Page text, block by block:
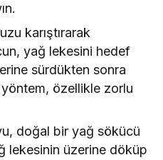
karıştırarak
yağ lekesini hedef
sürdükten sonra
özellikle zorlu
doğal bir yağ sökücü
lekesinin üzerine döküp